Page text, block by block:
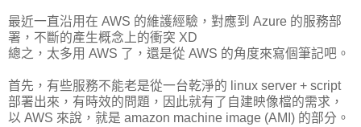
最近一直沿用在 AWS 的維護經驗，對應到 Azure 的服務部
署，不斷的產生概念上的衝突 XD
總之，太多用 AWS 了，還是從 AWS 的角度來寫個筆記吧。
首先，有些服務不能老是從一台乾淨的 linux server + script
部署出來，有時效的問題，因此就有了自建映像檔的需求，
以 AWS 來說，就是 amazon machine image (AMI) 的部分。